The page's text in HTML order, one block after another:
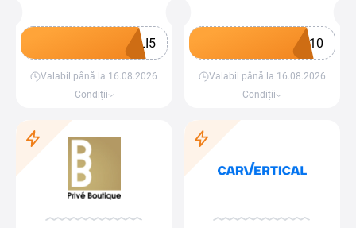
Obține un cupon
LI5
Valabil până la 16.08.2026
Condiții
Obține un cupon
P10
Valabil până la 16.08.2026
Condiții